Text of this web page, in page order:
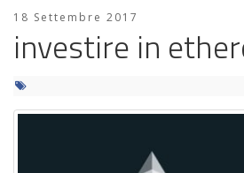
18 Settembre 2017
investire in